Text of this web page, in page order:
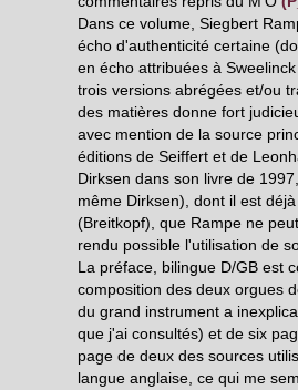
Dans ce volume, Siegbert
écho d'authenticité certaine
en écho attribuées à
trois versions abrégées et/ou
des matières donne fort
avec mention de la source
éditions de Seiffert et de
Dirksen dans son livre de
même Dirksen), dont il est
(Breitkopf), que Rampe ne
rendu possible l'utilisation de
La préface, bilingue D/GB est
composition des deux orgues
du grand instrument a
que j'ai consultés) et de six
page de deux des sources
langue anglaise, ce qui me